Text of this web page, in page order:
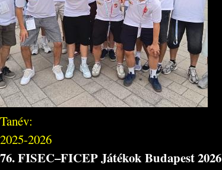
Tanév:
2025-2026
76. FISEC–FICEP Játékok Budapest 2026